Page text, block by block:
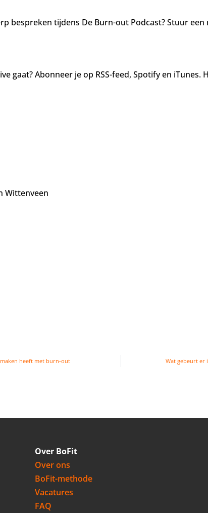
bespreken tijdens De Burn-out Podcast? Stuur
gaat? Abonneer je op RSS-feed, Spotify en
Wittenveen
heeft met burn-out Wat gebeurt er
Over BoFit
Over ons
BoFit-methode
Vacatures
FAQ